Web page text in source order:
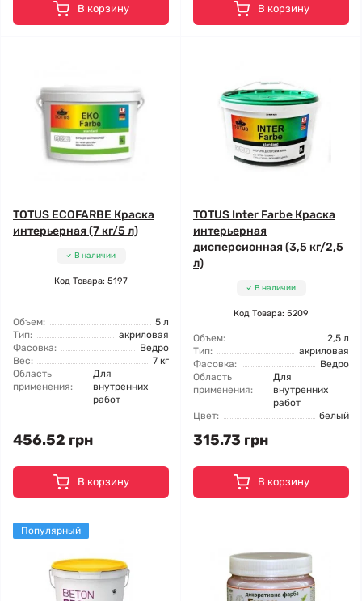
В корзину В корзину
TOTUS ECOFARBE Краска
интерьерная (7 кг/5 л)
В наличии
Код Товара: 5197
Объем:
5 л
Тип:
акриловая
Фасовка:
Ведро
Вес:
7 кг
Область
применения:
Для
внутренних
работ
456.52 грн
В корзину
TOTUS Inter Farbe Краска
интерьерная
дисперсионная (3,5 кг/2,5
л)
В наличии
Код Товара: 5209
Объем:
2,5 л
Тип:
акриловая
Фасовка:
Ведро
Область
применения:
Для
внутренних
работ
Цвет:
белый
315.73 грн
В корзину
Популярный